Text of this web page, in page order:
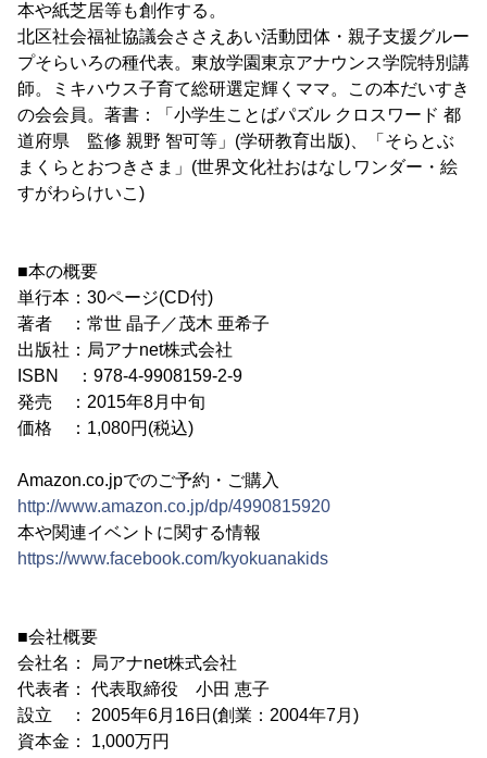
本や紙芝居等も創作する。
北区社会福祉協議会ささえあい活動団体・親子支援グルー
プそらいろの種代表。東放学園東京アナウンス学院特別講
師。ミキハウス子育て総研選定輝くママ。この本だいすき
の会会員。著書：「小学生ことばパズル クロスワード 都
道府県 監修 親野 智可等」(学研教育出版)、「そらとぶ
まくらとおつきさま」(世界文化社おはなしワンダー・絵
すがわらけいこ)
■本の概要
単行本：30ページ(CD付)
著者 ：常世 晶子／茂木 亜希子
出版社：局アナnet株式会社
ISBN ：978-4-9908159-2-9
発売 ：2015年8月中旬
価格 ：1,080円(税込)
Amazon.co.jpでのご予約・ご購入
http://www.amazon.co.jp/dp/4990815920
本や関連イベントに関する情報
https://www.facebook.com/kyokuanakids
■会社概要
会社名： 局アナnet株式会社
代表者： 代表取締役 小田 恵子
設立 ： 2005年6月16日(創業：2004年7月)
資本金： 1,000万円